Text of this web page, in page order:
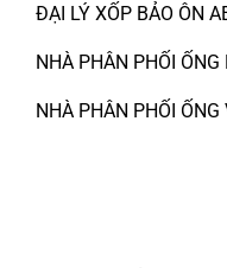
ĐẠI LÝ XỐP BẢO ÔN
NHÀ PHÂN PHỐI
NHÀ PHÂN PHỐI ỐNG